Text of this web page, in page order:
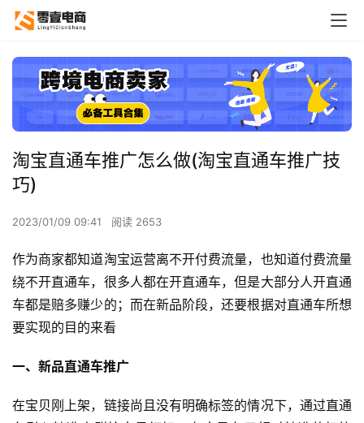
淘宝直通车推广怎么做(淘宝直通车推广技
巧)
2023/01/09 09:41 阅读 2653
作为商家都知道淘宝运营离不开付费流量，也知道付费流量
绕不开直通车，很多人都在开直通车，但是大部分人开直通
车都是赔多赚少的；而在新品阶段，还要根据对直通车所想
要实现的目的来看
一、新品直通车推广
在宝贝刚上架，链接尚且没有明确标签的情况下，通过直通